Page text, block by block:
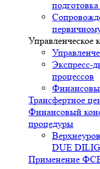
Управленческое
Экспресс-
процессов
Трансфертное
Финансовый
процедуры
DUE
Применение